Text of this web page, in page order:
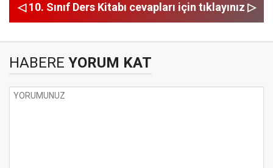
◁ 10. Sınıf Ders Kitabı cevapları için tıklayınız ▷
HABERE YORUM KAT